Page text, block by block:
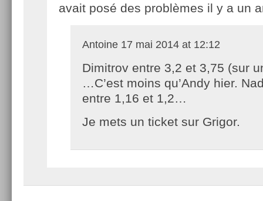
avait posé des problèmes il y a un
Antoine 17 mai 2014 at 12:12
Dimitrov entre 3,2 et 3,75 (sur
…C’est moins qu’Andy hier.
entre 1,16 et 1,2…
Je mets un ticket sur Grigor.